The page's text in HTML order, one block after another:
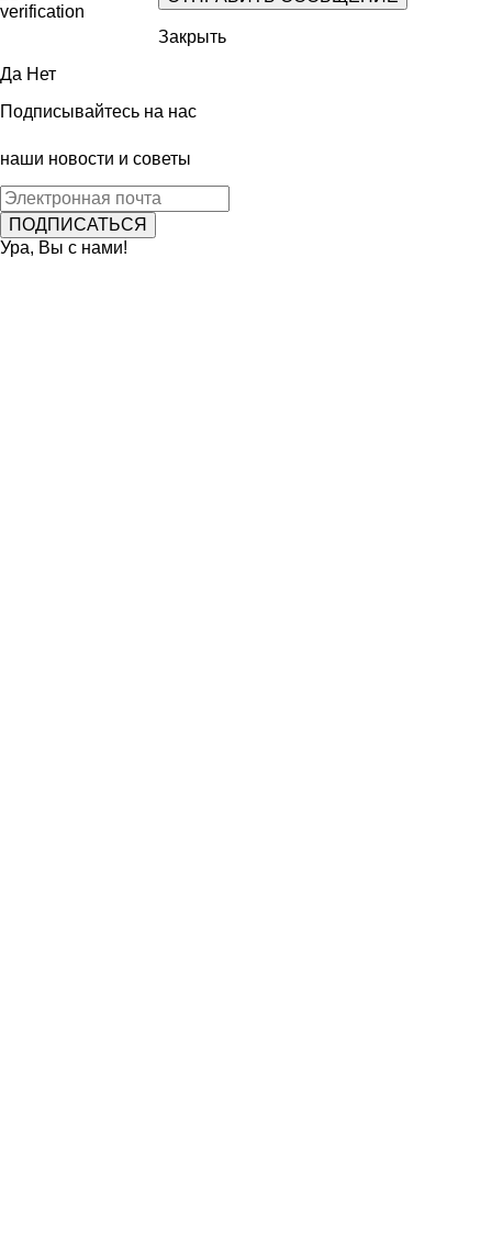
Закрыть
Да Нет
Подписывайтесь на нас
наши новости и советы
Ура, Вы с нами!